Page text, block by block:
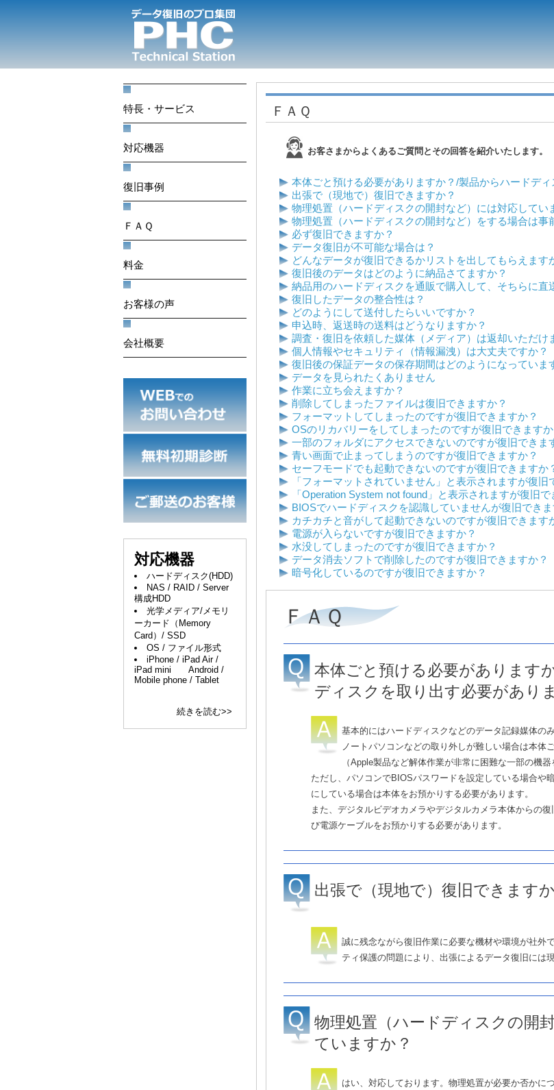
特長・サービス
対応機器
復旧事例
ＦＡＱ
料金
お客様の声
会社概要
対応機器
ハードディスク(HDD)
NAS / RAID / Server
構成HDD
光学メディア/メモリ
ーカード（Memory
Card）/ SSD
OS / ファイル形式
iPhone / iPad Air /
iPad mini Android /
Mobile phone / Tablet
続きを読む>>
ＦＡＱ
お客さまからよくあるご質問とその回答を紹介いたします。
本体ごと預ける必要がありますか？/製品からハードデ
出張で（現地で）復旧できますか？
物理処置（ハードディスクの開封など）には対応してい
物理処置（ハードディスクの開封など）をする場合は事
必ず復旧できますか？
データ復旧が不可能な場合は？
どんなデータが復旧できるかリストを出してもらえます
復旧後のデータはどのように納品さてますか？
納品用のハードディスクを通販で購入して、そちらに直
復旧したデータの整合性は？
どのようにして送付したらいいですか？
申込時、返送時の送料はどうなりますか？
調査・復旧を依頼した媒体（メディア）は返却いただけ
個人情報やセキュリティ（情報漏洩）は大丈夫ですか？
復旧後の保証データの保存期間はどのようになっていま
データを見られたくありません
作業に立ち会えますか？
削除してしまったファイルは復旧できますか？
フォーマットしてしまったのですが復旧できますか？
OSのリカバリーをしてしまったのですが復旧できますか
一部のフォルダにアクセスできないのですが復旧できま
青い画面で止まってしまうのですが復旧できますか？
セーフモードでも起動できないのですが復旧できますか
「フォーマットされていません」と表示されますが復旧
「Operation System not found」と表示されますが復旧で
BIOSでハードディスクを認識していませんが復旧できま
カチカチと音がして起動できないのですが復旧できます
電源が入らないですが復旧できますか？
水没してしまったのですが復旧できますか？
データ消去ソフトで削除したのですが復旧できますか？
暗号化しているのですが復旧できますか？
ＦＡＱ
本体ごと預ける必要があります
ディスクを取り出す必要があり
基本的にはハードディスクなどのデータ記録媒体の
ノートパソコンなどの取り外しが難しい場合は本体
（Apple製品など解体作業が非常に困難な一部の機
ただし、パソコンでBIOSパスワードを設定している場合や
にしている場合は本体をお預かりする必要があります。
また、デジタルビデオカメラやデジタルカメラ本体からの
び電源ケーブルをお預かりする必要があります。
出張で（現地で）復旧できます
誠に残念ながら復旧作業に必要な機材や環境が社外
ティ保護の問題により、出張によるデータ復旧には
物理処置（ハードディスクの開
ていますか？
はい、対応しております。物理処置が必要か否かに